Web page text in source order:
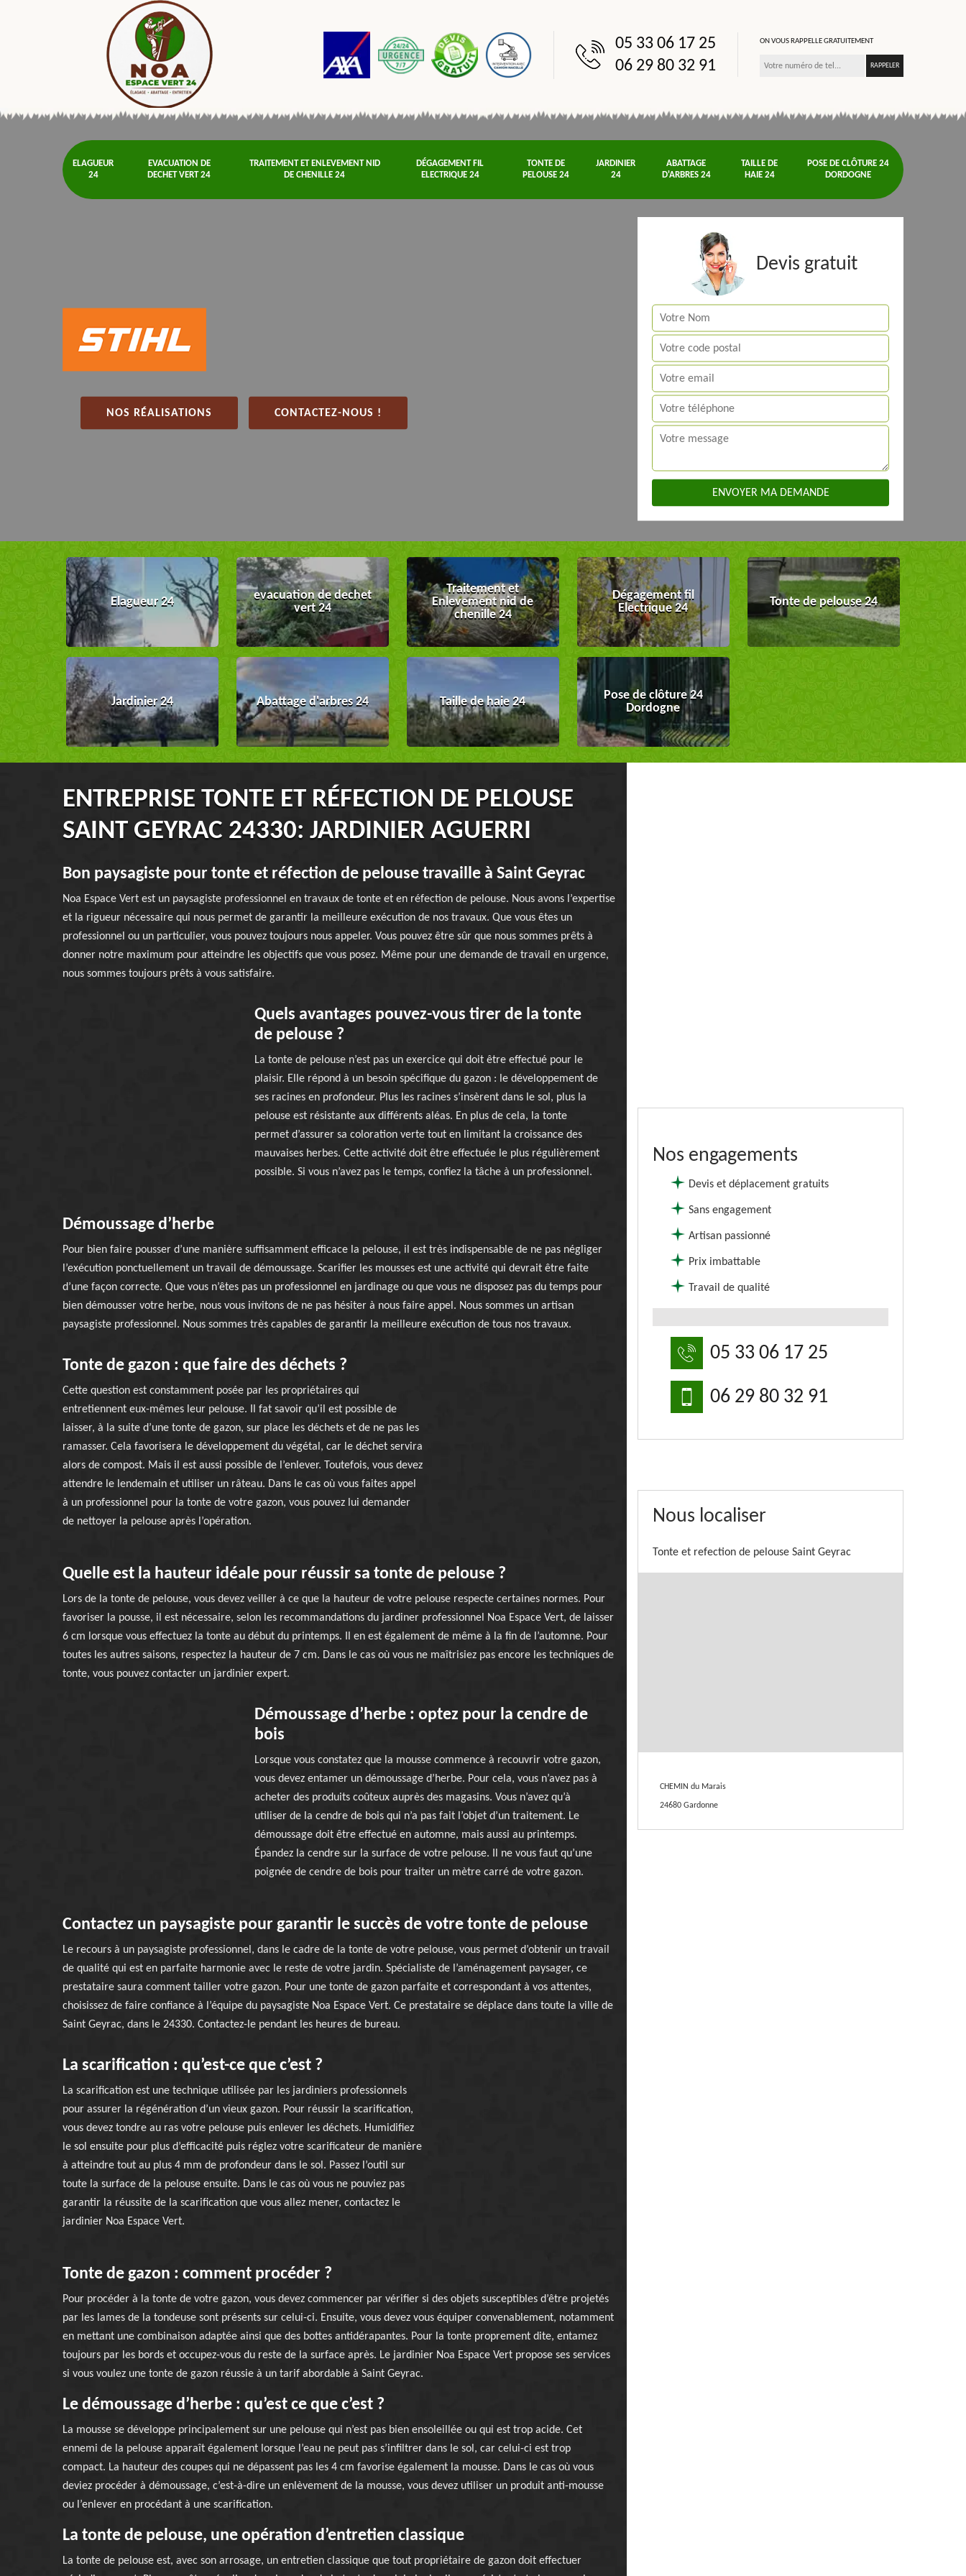
05 33 06 17 25
06 29 80 32 91
ON VOUS RAPPELLE GRATUITEMENT
ELAGUEUR
24
EVACUATION DE
DECHET VERT 24
TRAITEMENT ET ENLEVEMENT NID
DE CHENILLE 24
DÉGAGEMENT FIL
ELECTRIQUE 24
TONTE DE
PELOUSE 24
JARDINIER
24
ABATTAGE
D'ARBRES 24
TAILLE DE
HAIE 24
POSE DE CLÔTURE 24
DORDOGNE
NOS RÉALISATIONS CONTACTEZ-NOUS !
Devis gratuit
Elagueur 24
evacuation de dechet
vert 24
Traitement et
Enlevement nid de
chenille 24
Dégagement fil
Electrique 24
Tonte de pelouse 24
Jardinier 24 Abattage d'arbres 24 Taille de haie 24
Pose de clôture 24
Dordogne
ENTREPRISE TONTE ET RÉFECTION DE PELOUSE
SAINT GEYRAC 24330: JARDINIER AGUERRI
Bon paysagiste pour tonte et réfection de pelouse travaille à Saint Geyrac
Noa Espace Vert est un paysagiste professionnel en travaux de tonte et en réfection de pelouse. Nous avons l’expertise
et la rigueur nécessaire qui nous permet de garantir la meilleure exécution de nos travaux. Que vous êtes un
professionnel ou un particulier, vous pouvez toujours nous appeler. Vous pouvez être sûr que nous sommes prêts à
donner notre maximum pour atteindre les objectifs que vous posez. Même pour une demande de travail en urgence,
nous sommes toujours prêts à vous satisfaire.
Quels avantages pouvez-vous tirer de la tonte
de pelouse ?
La tonte de pelouse n’est pas un exercice qui doit être effectué pour le
plaisir. Elle répond à un besoin spécifique du gazon : le développement de
ses racines en profondeur. Plus les racines s’insèrent dans le sol, plus la
pelouse est résistante aux différents aléas. En plus de cela, la tonte
permet d’assurer sa coloration verte tout en limitant la croissance des
mauvaises herbes. Cette activité doit être effectuée le plus régulièrement
possible. Si vous n’avez pas le temps, confiez la tâche à un professionnel.
Démoussage d’herbe
Pour bien faire pousser d’une manière suffisamment efficace la pelouse, il est très indispensable de ne pas négliger
l’exécution ponctuellement un travail de démoussage. Scarifier les mousses est une activité qui devrait être faite
d’une façon correcte. Que vous n’êtes pas un professionnel en jardinage ou que vous ne disposez pas du temps pour
bien démousser votre herbe, nous vous invitons de ne pas hésiter à nous faire appel. Nous sommes un artisan
paysagiste professionnel. Nous sommes très capables de garantir la meilleure exécution de tous nos travaux.
Tonte de gazon : que faire des déchets ?
Cette question est constamment posée par les propriétaires qui
entretiennent eux-mêmes leur pelouse. Il fat savoir qu’il est possible de
laisser, à la suite d’une tonte de gazon, sur place les déchets et de ne pas les
ramasser. Cela favorisera le développement du végétal, car le déchet servira
alors de compost. Mais il est aussi possible de l’enlever. Toutefois, vous devez
attendre le lendemain et utiliser un râteau. Dans le cas où vous faites appel
à un professionnel pour la tonte de votre gazon, vous pouvez lui demander
de nettoyer la pelouse après l’opération.
Quelle est la hauteur idéale pour réussir sa tonte de pelouse ?
Lors de la tonte de pelouse, vous devez veiller à ce que la hauteur de votre pelouse respecte certaines normes. Pour
favoriser la pousse, il est nécessaire, selon les recommandations du jardiner professionnel Noa Espace Vert, de laisser
6 cm lorsque vous effectuez la tonte au début du printemps. Il en est également de même à la fin de l’automne. Pour
toutes les autres saisons, respectez la hauteur de 7 cm. Dans le cas où vous ne maîtrisiez pas encore les techniques de
tonte, vous pouvez contacter un jardinier expert.
Démoussage d’herbe : optez pour la cendre de
bois
Lorsque vous constatez que la mousse commence à recouvrir votre gazon,
vous devez entamer un démoussage d’herbe. Pour cela, vous n’avez pas à
acheter des produits coûteux auprès des magasins. Vous n’avez qu’à
utiliser de la cendre de bois qui n’a pas fait l’objet d’un traitement. Le
démoussage doit être effectué en automne, mais aussi au printemps.
Épandez la cendre sur la surface de votre pelouse. Il ne vous faut qu’une
poignée de cendre de bois pour traiter un mètre carré de votre gazon.
Contactez un paysagiste pour garantir le succès de votre tonte de pelouse
Le recours à un paysagiste professionnel, dans le cadre de la tonte de votre pelouse, vous permet d’obtenir un travail
de qualité qui est en parfaite harmonie avec le reste de votre jardin. Spécialiste de l’aménagement paysager, ce
prestataire saura comment tailler votre gazon. Pour une tonte de gazon parfaite et correspondant à vos attentes,
choisissez de faire confiance à l’équipe du paysagiste Noa Espace Vert. Ce prestataire se déplace dans toute la ville de
Saint Geyrac, dans le 24330. Contactez-le pendant les heures de bureau.
La scarification : qu’est-ce que c’est ?
La scarification est une technique utilisée par les jardiniers professionnels
pour assurer la régénération d’un vieux gazon. Pour réussir la scarification,
vous devez tondre au ras votre pelouse puis enlever les déchets. Humidifiez
le sol ensuite pour plus d’efficacité puis réglez votre scarificateur de manière
à atteindre tout au plus 4 mm de profondeur dans le sol. Passez l’outil sur
toute la surface de la pelouse ensuite. Dans le cas où vous ne pouviez pas
garantir la réussite de la scarification que vous allez mener, contactez le
jardinier Noa Espace Vert.
Tonte de gazon : comment procéder ?
Pour procéder à la tonte de votre gazon, vous devez commencer par vérifier si des objets susceptibles d’être projetés
par les lames de la tondeuse sont présents sur celui-ci. Ensuite, vous devez vous équiper convenablement, notamment
en mettant une combinaison adaptée ainsi que des bottes antidérapantes. Pour la tonte proprement dite, entamez
toujours par les bords et occupez-vous du reste de la surface après. Le jardinier Noa Espace Vert propose ses services
si vous voulez une tonte de gazon réussie à un tarif abordable à Saint Geyrac.
Le démoussage d’herbe : qu’est ce que c’est ?
La mousse se développe principalement sur une pelouse qui n’est pas bien ensoleillée ou qui est trop acide. Cet
ennemi de la pelouse apparaît également lorsque l’eau ne peut pas s’infiltrer dans le sol, car celui-ci est trop
compact. La hauteur des coupes qui ne dépassent pas les 4 cm favorise également la mousse. Dans le cas où vous
deviez procéder à démoussage, c’est-à-dire un enlèvement de la mousse, vous devez utiliser un produit anti-mousse
ou l’enlever en procédant à une scarification.
La tonte de pelouse, une opération d’entretien classique
La tonte de pelouse est, avec son arrosage, un entretien classique que tout propriétaire de gazon doit effectuer
Nos engagements
Devis et déplacement gratuits
Sans engagement
Artisan passionné
Prix imbattable
Travail de qualité
05 33 06 17 25
06 29 80 32 91
Nous localiser
Tonte et refection de pelouse Saint Geyrac
CHEMIN du Marais
24680 Gardonne